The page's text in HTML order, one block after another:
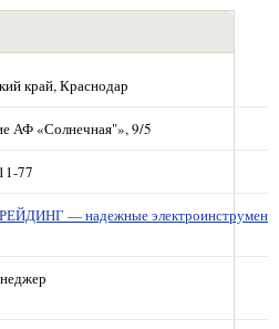
край, Краснодар
АФ «Солнечная"», 9/5
77
— надежные